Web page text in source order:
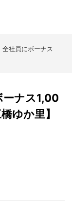
社員にボーナス
ーナス1,00
ゆか里】